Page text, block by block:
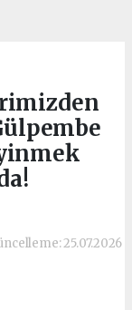
25.07.2026